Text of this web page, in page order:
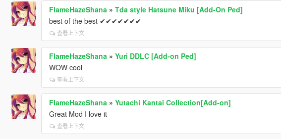
FlameHazeShana » Tda style Hatsune Miku [Add-On Ped]
best of the best ✔✔✔✔✔✔✔
查看上下文
FlameHazeShana » Yuri DDLC [Add-on Ped]
WOW cool
查看上下文
FlameHazeShana » Yutachi Kantai Collection[Add-on]
Great Mod I love it
查看上下文